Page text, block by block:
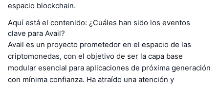
espacio blockchain.
Aquí está el contenido: ¿Cuáles han sido los eventos
clave para Avail?
Avail es un proyecto prometedor en el espacio de las
criptomonedas, con el objetivo de ser la capa base
modular esencial para aplicaciones de próxima generación
con mínima confianza. Ha atraído una atención y